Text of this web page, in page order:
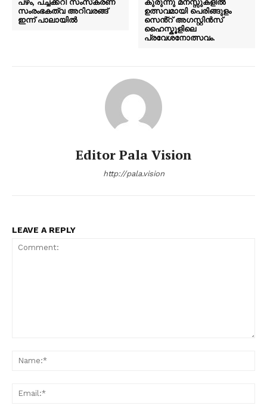
സംരംഭകത്വ അറിവരങ്ങ്
ഇന്ന് പാലായിൽ
ഉത്സവമായി പെരിങ്ങുളം
സെൻ്റ് അഗസ്റ്റിൻസ്
ഹൈസ്കൂളിലെ
പ്രവേശനോത്സവം.
Editor Pala Vision
http://pala.vision
LEAVE A REPLY